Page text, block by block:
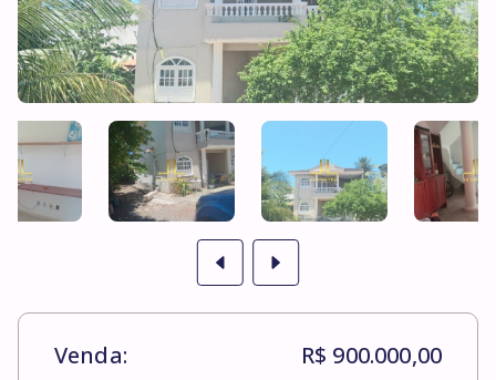
Venda: R$ 900.000,00